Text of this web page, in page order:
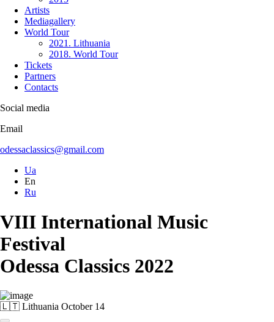
Artists
Mediagallery
World Tour
2021. Lithuania
2018. World Tour
Tickets
Partners
Contacts
Social media
Email
odessaclassics@gmail.com
Ua
En
Ru
VIII International Music
Festival
Odessa Classics 2022
🇱🇹 Lithuania October 14